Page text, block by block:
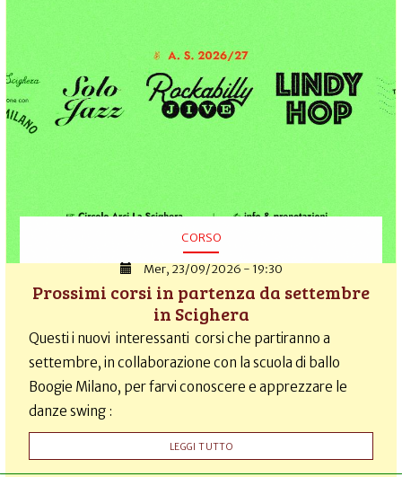
CORSO
Mer, 23/09/2026 - 19:30
Prossimi corsi in partenza da settembre
in Scighera
Questi i nuovi interessanti corsi che partiranno a
settembre, in collaborazione con la scuola di ballo
Boogie Milano, per farvi conoscere e apprezzare le
danze swing :
LEGGI TUTTO